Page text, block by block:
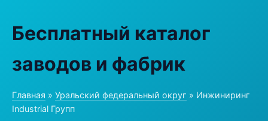
Бесплатный каталог
заводов и фабрик
Главная » Уральский федеральный округ » Инжиниринг
Industrial Групп